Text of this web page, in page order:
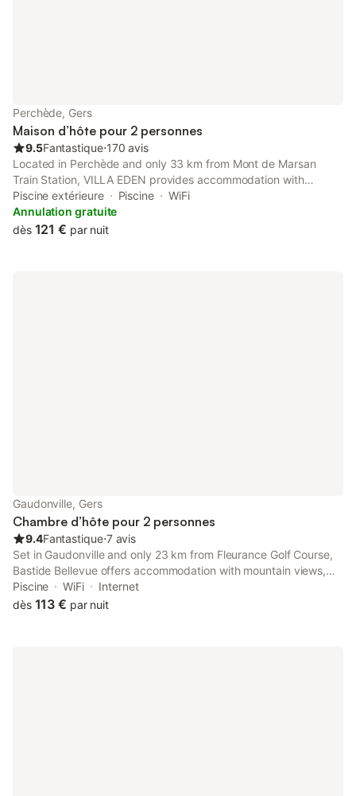
Perchède, Gers
Maison d’hôte pour 2 personnes
9.5Fantastique⋅170 avis
Located in Perchède and only 33 km from Mont de Marsan
Train Station, VILLA EDEN provides accommodation with
mountain views, free WiFi and free private parking. With pool
views, this accommodation features a balcony and a swimming
pool.
Piscine extérieure Piscine
WiFi
Annulation gratuite
dès 121 € par nuit
Gaudonville, Gers
Chambre d’hôte pour 2 personnes
9.4Fantastique⋅7 avis
Set in Gaudonville and only 23 km from Fleurance Golf Course,
Bastide Bellevue offers accommodation with mountain views,
free WiFi and free private parking.
Piscine WiFi
Internet
dès 113 € par nuit